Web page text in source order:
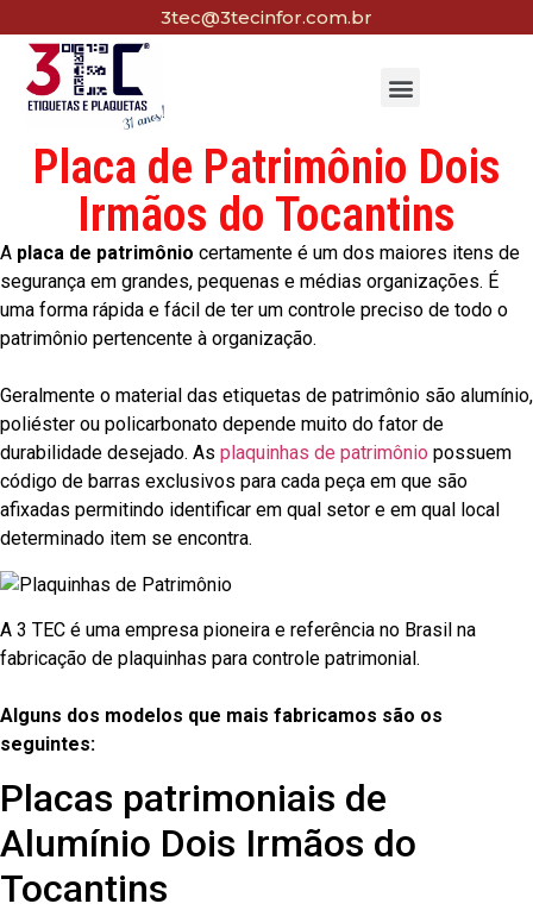
3tec@3tecinfor.com.br
Placa de Patrimônio Dois
Irmãos do Tocantins
A placa de patrimônio certamente é um dos maiores itens de
segurança em grandes, pequenas e médias organizações. É
uma forma rápida e fácil de ter um controle preciso de todo o
patrimônio pertencente à organização.
Geralmente o material das etiquetas de patrimônio são alumínio,
poliéster ou policarbonato depende muito do fator de
durabilidade desejado. As plaquinhas de patrimônio possuem
código de barras exclusivos para cada peça em que são
afixadas permitindo identificar em qual setor e em qual local
determinado item se encontra.
A 3 TEC é uma empresa pioneira e referência no Brasil na
fabricação de plaquinhas para controle patrimonial.
Alguns dos modelos que mais fabricamos são os
seguintes:
Placas patrimoniais de
Alumínio Dois Irmãos do
Tocantins